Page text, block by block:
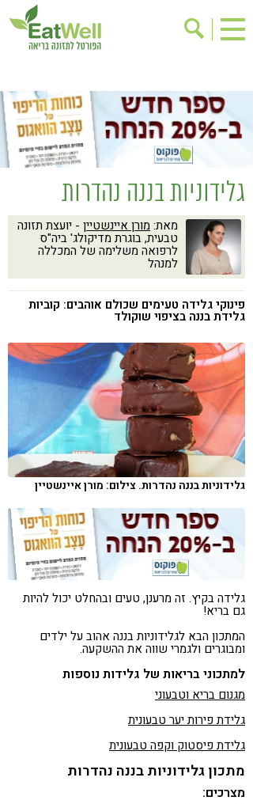
בישול בריא
אינדקס עסקים
ריפוי ומניעת מחלות
בריאות האישה
מתכוני בריאות
אירועים
שינוי תזונתי
גישות בתזונה
דיאטה
ניקוי רעלים
מזונות על
הפרעות קשב & ריכוז
אכילה רגשית
רגישות לגלוטן
טעים להכיר
קורונה
טבעונות
גלידוניות בננה נהדרות
מאת: מורן איינשטיין - יועצת תזונה
טבעית, בוגרת מדיקולג' ביה"ס
לרפואה משלימה של המכללה
למנהל
פינוקי גלידה טעימים שכולם אוהבים: קוביות
גלידת בננה בציפוי שוקולד
גלידוניות בננה נהדרות. צילום: מורן איינשטיין
גלידה בקיץ. זה מרענן, טעים ובהחלט יכול להיות
גם בריא!
המתכון הבא לגלידוניות בננה אהוב על ילדים
ומבוגרים ולגמרי שווה את ההשקעה.
למתכוני בריאות של גלידות נוספות
מגנום בריא וטבעוני
גלידת פירות יער טבעונית
גלידת פיסטוק וקפה טבעונית
מתכון גלידוניות בננה נהדרות
מצרכים: